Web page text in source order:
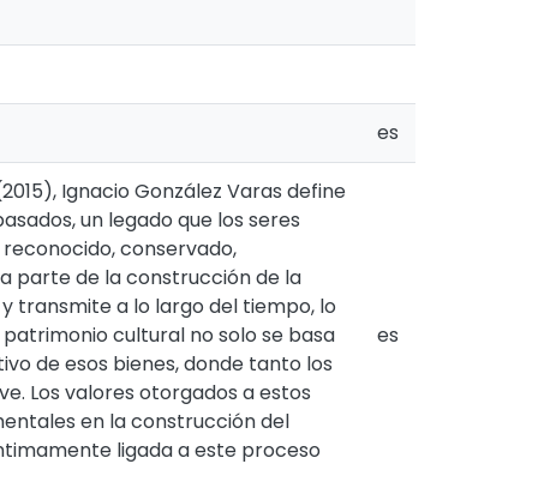
es
Ignacio González Varas define
un legado que los seres
conservado,
parte de la construcción de la
transmite a lo largo del tiempo, lo
cultural no solo se basa
de esos bienes, donde tanto los
Los valores otorgados a estos
en la construcción del
ligada a este proceso
es